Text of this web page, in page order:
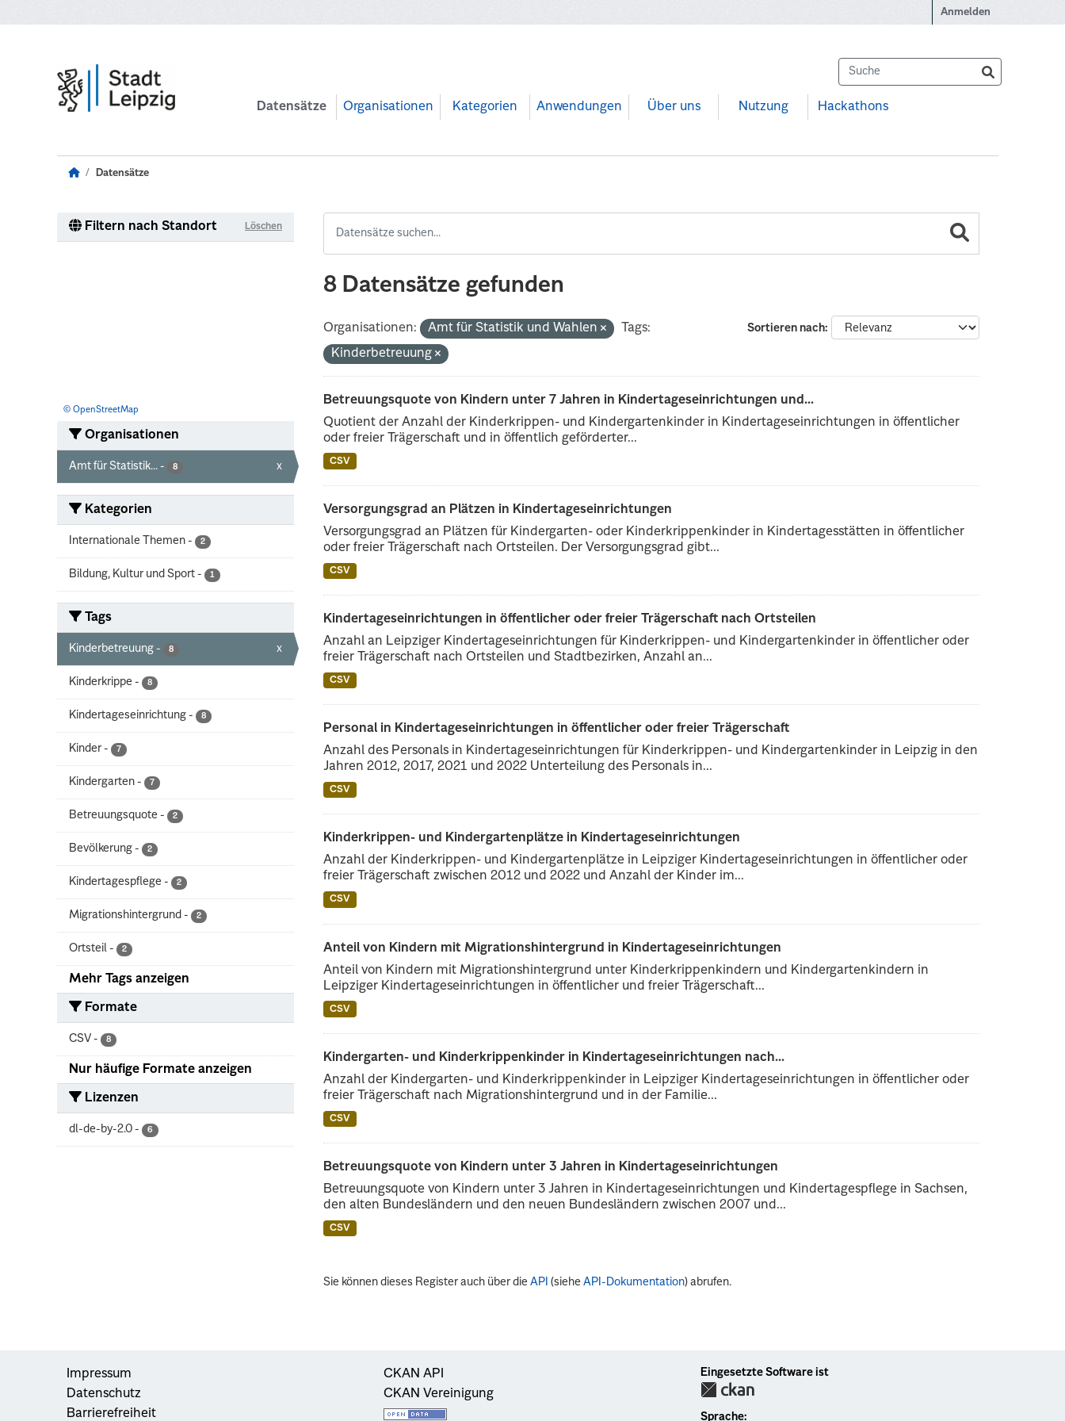
Anmelden
Datensätze Organisationen Kategorien Anwendungen Über uns Nutzung Hackathons
Datensätze
Filtern nach Standort Löschen
© OpenStreetMap
Organisationen
Amt für Statistik... - 8 x
Kategorien
Internationale Themen - 2
Bildung, Kultur und Sport - 1
Tags
Kinderbetreuung - 8 x
Kinderkrippe - 8
Kindertageseinrichtung - 8
Kinder - 7
Kindergarten - 7
Betreuungsquote - 2
Bevölkerung - 2
Kindertagespflege - 2
Migrationshintergrund - 2
Ortsteil - 2
Mehr Tags anzeigen
Formate
CSV - 8
Nur häufige Formate anzeigen
Lizenzen
dl-de-by-2.0 - 6
8 Datensätze gefunden
Sortieren nach
Organisationen: Amt für Statistik und Wahlen
Tags:
Kinderbetreuung
Betreuungsquote von Kindern unter 7 Jahren in Kindertageseinrichtungen und...
Quotient der Anzahl der Kinderkrippen- und Kindergartenkinder in Kindertageseinrichtungen in öffentlicher
oder freier Trägerschaft und in öffentlich geförderter...
CSV
Versorgungsgrad an Plätzen in Kindertageseinrichtungen
Versorgungsgrad an Plätzen für Kindergarten- oder Kinderkrippenkinder in Kindertagesstätten in öffentlicher
oder freier Trägerschaft nach Ortsteilen. Der Versorgungsgrad gibt...
CSV
Kindertageseinrichtungen in öffentlicher oder freier Trägerschaft nach Ortsteilen
Anzahl an Leipziger Kindertageseinrichtungen für Kinderkrippen- und Kindergartenkinder in öffentlicher oder
freier Trägerschaft nach Ortsteilen und Stadtbezirken, Anzahl an...
CSV
Personal in Kindertageseinrichtungen in öffentlicher oder freier Trägerschaft
Anzahl des Personals in Kindertageseinrichtungen für Kinderkrippen- und Kindergartenkinder in Leipzig in den
Jahren 2012, 2017, 2021 und 2022 Unterteilung des Personals in...
CSV
Kinderkrippen- und Kindergartenplätze in Kindertageseinrichtungen
Anzahl der Kinderkrippen- und Kindergartenplätze in Leipziger Kindertageseinrichtungen in öffentlicher oder
freier Trägerschaft zwischen 2012 und 2022 und Anzahl der Kinder im...
CSV
Anteil von Kindern mit Migrationshintergrund in Kindertageseinrichtungen
Anteil von Kindern mit Migrationshintergrund unter Kinderkrippenkindern und Kindergartenkindern in
Leipziger Kindertageseinrichtungen in öffentlicher und freier Trägerschaft...
CSV
Kindergarten- und Kinderkrippenkinder in Kindertageseinrichtungen nach...
Anzahl der Kindergarten- und Kinderkrippenkinder in Leipziger Kindertageseinrichtungen in öffentlicher oder
freier Trägerschaft nach Migrationshintergrund und in der Familie...
CSV
Betreuungsquote von Kindern unter 3 Jahren in Kindertageseinrichtungen
Betreuungsquote von Kindern unter 3 Jahren in Kindertageseinrichtungen und Kindertagespflege in Sachsen,
den alten Bundesländern und den neuen Bundesländern zwischen 2007 und...
CSV
Sie können dieses Register auch über dieAPI (sieheAPI-Dokumentation) abrufen.
Impressum
Datenschutz
Barrierefreiheit
CKAN API
CKAN Vereinigung
Eingesetzte Software ist
Sprache